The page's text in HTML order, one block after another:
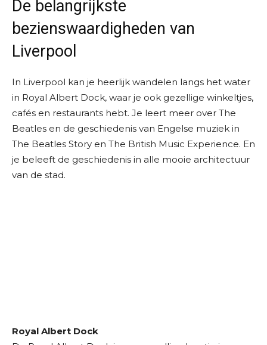
De belangrijkste
bezienswaardigheden van
Liverpool
In Liverpool kan je heerlijk wandelen langs het water
in Royal Albert Dock, waar je ook gezellige winkeltjes,
cafés en restaurants hebt. Je leert meer over The
Beatles en de geschiedenis van Engelse muziek in
The Beatles Story en The British Music Experience. En
je beleeft de geschiedenis in alle mooie architectuur
van de stad.
Royal Albert Dock